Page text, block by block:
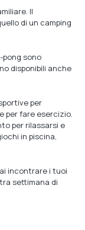
Il
di un camping
pong sono
disponibili anche
per
per fare esercizio.
per rilassarsi e
in piscina,
incontrare i tuoi
settimana di